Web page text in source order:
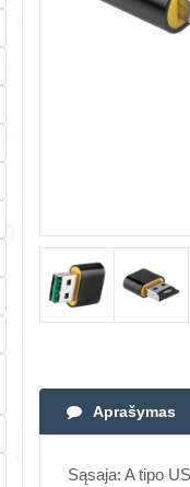
Aprašymas
Sąsaja: A tipo